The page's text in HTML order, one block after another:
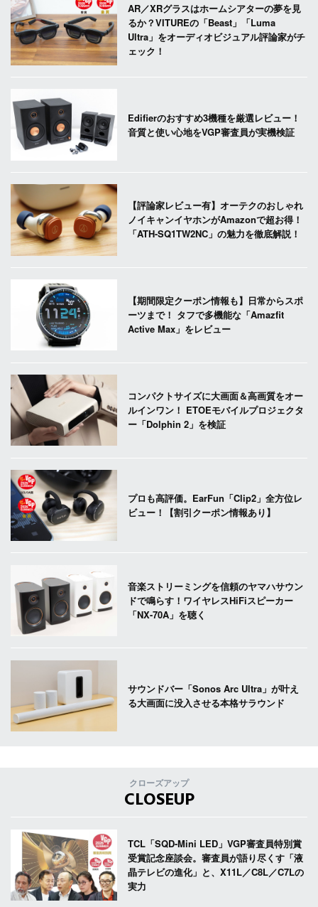
AR／XRグラスはホームシアターの夢を見
るか？VITUREの「Beast」「Luma
Ultra」をオーディオビジュアル評論家がチ
ェック！
Edifierのおすすめ3機種を厳選レビュー！
音質と使い心地をVGP審査員が実機検証
【評論家レビュー有】オーテクのおしゃれ
ノイキャンイヤホンがAmazonで超お得！
「ATH-SQ1TW2NC」の魅力を徹底解説！
【期間限定クーポン情報も】日常からスポ
ーツまで！ タフで多機能な「Amazfit
Active Max」をレビュー
コンパクトサイズに大画面＆高画質をオー
ルインワン！ ETOEモバイルプロジェクタ
ー「Dolphin 2」を検証
プロも高評価。EarFun「Clip2」全方位レ
ビュー！【割引クーポン情報あり】
音楽ストリーミングを信頼のヤマハサウン
ドで鳴らす！ワイヤレスHiFiスピーカー
「NX-70A」を聴く
サウンドバー「Sonos Arc Ultra」が叶え
る大画面に没入させる本格サラウンド
クローズアップ
CLOSEUP
TCL「SQD-Mini LED」VGP審査員特別賞
受賞記念座談会。審査員が語り尽くす「液
晶テレビの進化」と、X11L／C8L／C7Lの
実力